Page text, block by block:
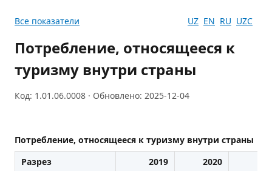
Все показатели UZ EN RU UZC
Потребление, относящееся к
туризму внутри страны
Код: 1.01.06.0008 · Обновлено: 2025-12-04
Потребление, относящееся к туризму внутри страны
Разрез
2019 2020